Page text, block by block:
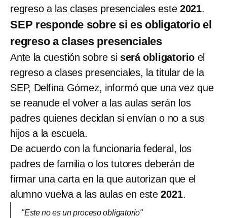
regreso a las clases presenciales este 2021.
SEP responde sobre si es obligatorio el
regreso a clases presenciales
Ante la cuestión sobre si será obligatorio el
regreso a clases presenciales, la titular de la
SEP, Delfina Gómez, informó que una vez que
se reanude el volver a las aulas serán los
padres quienes decidan si envían o no a sus
hijos a la escuela.
De acuerdo con la funcionaria federal, los
padres de familia o los tutores deberán de
firmar una carta en la que autorizan que el
alumno vuelva a las aulas en este2021.
"Este no es un proceso obligatorio"